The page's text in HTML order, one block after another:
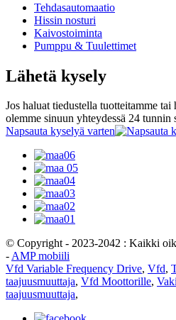
Tehdasautomaatio
Hissin nosturi
Kaivostoiminta
Pumppu & Tuulettimet
Lähetä kysely
Jos haluat tiedustella tuotteitamme
olemme sinuun yhteydessä 24 tunnin
Napsauta kyselyä varten
© Copyright - 2023-2042 : Kaikki
-AMP mobiili
Vfd Variable Frequency Drive, Vfd,
taajuusmuuttaja, Vfd Moottorille,
taajuusmuuttaja,